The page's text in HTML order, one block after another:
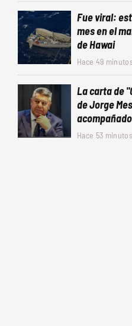
Fue viral:
mes en el
de Hawai
Hace 49
La carta de
de Jorge
Hace 53 minutos